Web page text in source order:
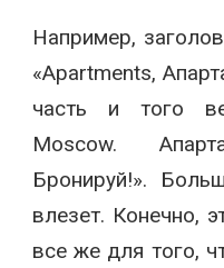
Например,
«Apartments,
часть и того
Moscow.
Бронируй!».
влезет. Конечно,
все же для того,